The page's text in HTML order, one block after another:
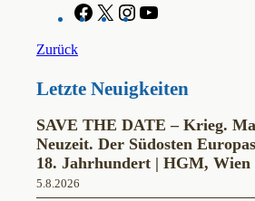
F
a
o
k
X
I
g
a
m
b
Zurück
Letzte Neuigkeiten
SAVE THE DATE – Krieg.
Neuzeit. Der Südosten
18. Jahrhundert | HGM, Wien
5.8.2026